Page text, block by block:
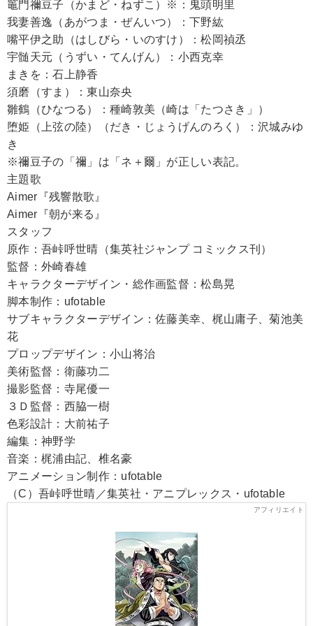
竈門禰豆子（かまど・ねずこ）※：鬼頭明里
我妻善逸（あがつま・ぜんいつ）：下野紘
嘴平伊之助（はしびら・いのすけ）：松岡禎丞
宇髄天元（うずい・てんげん）：小西克幸
まきを：石上静香
須磨（すま）：東山奈央
雛鶴（ひなつる）：種崎敦美（崎は「たつさき」）
堕姫（上弦の陸）（だき・じょうげんのろく）：沢城みゆ
き
※禰豆子の「禰」は「ネ＋爾」が正しい表記。
主題歌
Aimer『残響散歌』
Aimer『朝が来る』
スタッフ
原作：吾峠呼世晴（集英社ジャンプ コミックス刊）
監督：外崎春雄
キャラクターデザイン・総作画監督：松島晃
脚本制作：ufotable
サブキャラクターデザイン：佐藤美幸、梶山庸子、菊池美
花
プロップデザイン：小山将治
美術監督：衛藤功二
撮影監督：寺尾優一
３Ｄ監督：西脇一樹
色彩設計：大前祐子
編集：神野学
音楽：梶浦由記、椎名豪
アニメーション制作：ufotable
（C）吾峠呼世晴／集英社・アニプレックス・ufotable